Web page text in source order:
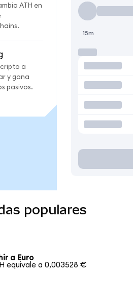
ATH en
cripto a
y gana
pasivos.
15m
populares
a Euro
equivale a 0,003528 €